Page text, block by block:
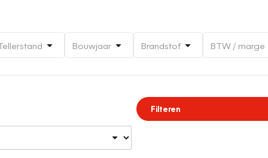
Bouwjaar Brandstof BTW / marge
Filteren